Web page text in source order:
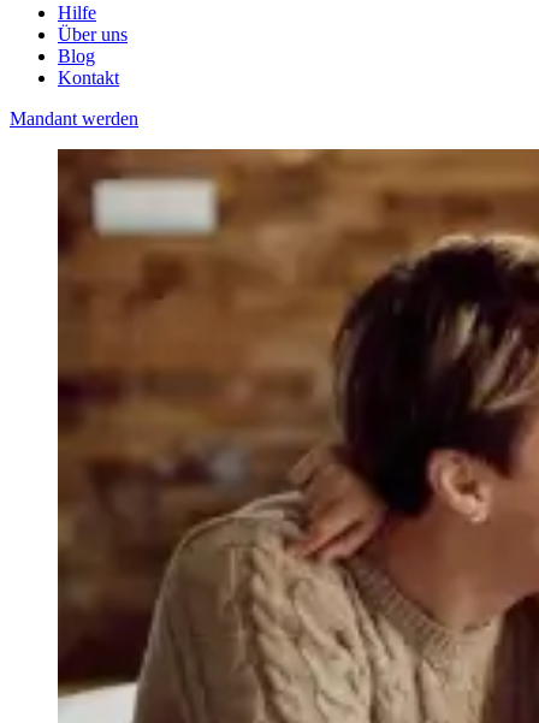
Hilfe
Über uns
Blog
Kontakt
Mandant werden